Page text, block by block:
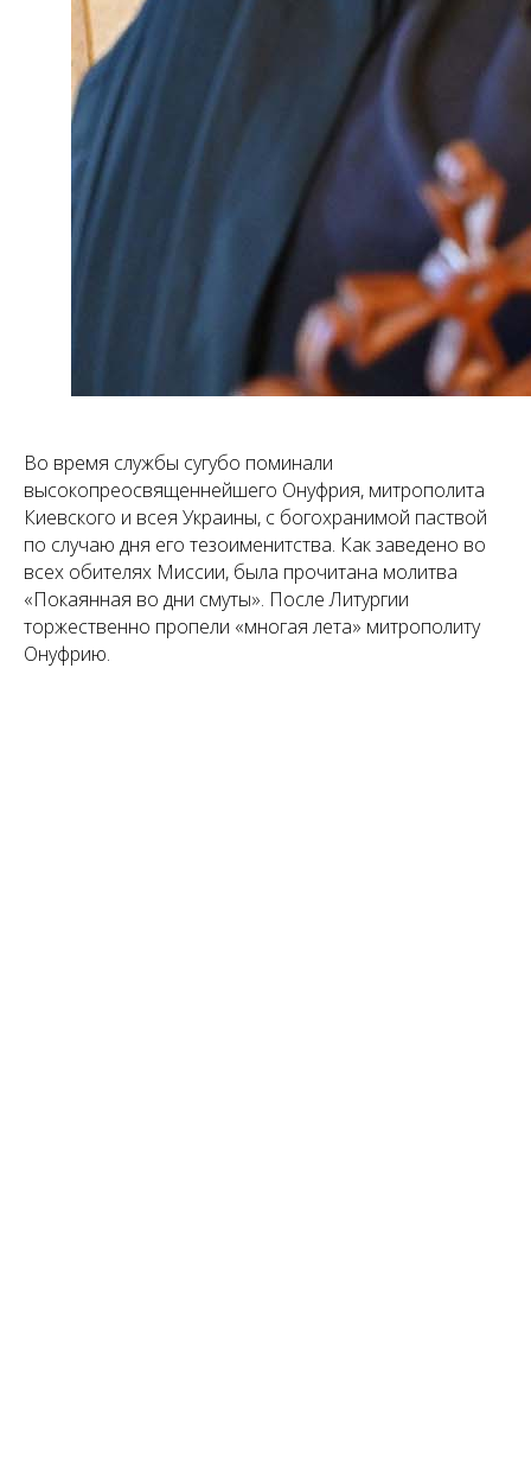
Во время службы сугубо поминали
высокопреосвященнейшего Онуфрия, митрополита
Киевского и всея Украины, с богохранимой паствой
по случаю дня его тезоименитства. Как заведено во
всех обителях Миссии, была прочитана молитва
«Покаянная во дни смуты». После Литургии
торжественно пропели «многая лета» митрополиту
Онуфрию.